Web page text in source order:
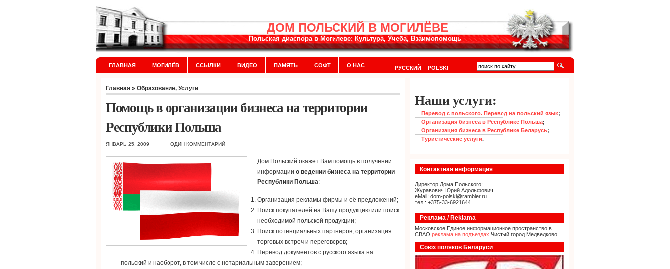
ДОМ ПОЛЬСКИЙ В МОГИЛЁВЕ
Польская диаспора в Могилеве: Культура, Учеба, Взаимопомощь
ГЛАВНАЯ МОГИЛЁВ ССЫЛКИ ВИДЕО ПАМЯТЬ СОФТ О НАС РУССКИЙ POLSKI
Главная » Образование, Услуги
Помощь в организации бизнеса на территории
Республики Польша
ЯНВАРЬ 25, 2009 ОДИН КОММЕНТАРИЙ
Дом Польский окажет Вам помощь в получении
информации о ведении бизнеса на территории
Республики Польша:
Организация рекламы фирмы и её предложений;
Поиск покупателей на Вашу продукцию или поиск
необходимой польской продукции;
Поиск потенциальных партнёров, организация
торговых встреч и переговоров;
Перевод документов с русского языка на
польский и наоборот, в том числе с нотариальным заверением;
Наши услуги:
Перевод с польского. Перевод на польский язык;
Организация бизнеса в Республике Польша;
Организация бизнеса в Республике Беларусь;
Туристические услуги.
Контактная информация
Директор Дома Польского:
Журавович Юрий Адольфович
eMail: dom-polski@rambler.ru
тел.: +375-33-6921644
Реклама / Reklama
Московское Единое информационное пространство в
СВАО реклама на подъездах Чистый город Медведково
Союз поляков Беларуси